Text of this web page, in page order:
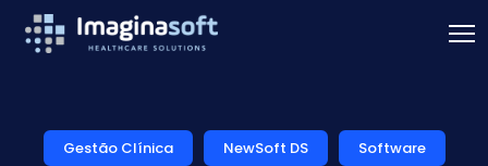
Gestão Clínica NewSoft DS Software